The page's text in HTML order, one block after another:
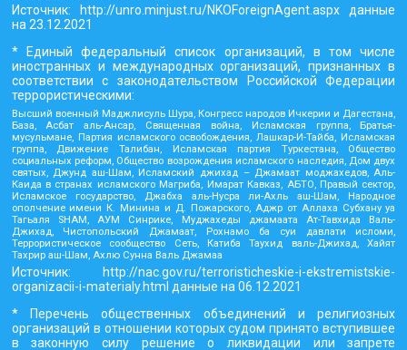
Источник: http://unro.minjust.ru/NKOForeignAgent.aspx данные
на 23.12.2021
* Единый федеральный список организаций, в том числе
иностранных и международных организаций, признанных в
соответствии с законодательством Российской Федерации
террористическими:
Высший военный Маджлисуль Шура, Конгресс народов Ичкерии и Дагестана,
База, Асбат аль-Ансар, Священная война, Исламская группа, Братья-
мусульмане, Партия исламского освобождения, Лашкар-И-Тайба, Исламская
группа, Движение Талибан, Исламская партия Туркестана, Общество
социальных реформ, Общество возрождения исламского наследия, Дом двух
святых, Джунд аш-Шам, Исламский джихад – Джамаат моджахедов, Аль-
Каида в странах исламского Магриба, Имарат Кавказ, АБТО, Правый сектор,
Исламское государство, Джабха аль-Нусра ли-Ахль аш-Шам, Народное
ополчение имени К. Минина и Д. Пожарского, Аджр от Аллаха Субхану уа
Тагьаля SHAM, АУМ Синрике, Муджахеды джамаата Ат-Тавхида Валь-
Джихад, Чистопольский Джамаат, Рохнамо ба суи давлати исломи,
Террористическое сообщество Сеть, Катиба Таухид валь-Джихад, Хайят
Тахрир аш-Шам, Ахлю Сунна Валь Джамаа
Источник: http://nac.gov.ru/terroristicheskie-i-ekstremistskie-
organizacii-i-materialy.html данные на 06.12.2021
* Перечень общественных объединений и религиозных
организаций в отношении которых судом принято вступившее
в законную силу решение о ликвидации или запрете